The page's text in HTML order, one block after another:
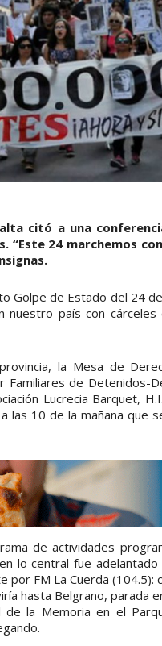
citó a una
24 marchemos
Golpe de Estado del 24
país con cárceles
la Mesa de
de Detenidos-
Lucrecia Barquet,
las 10 de la mañana que
de actividades
lo central fue
por FM La Cuerda
hasta Belgrano, parada
la Memoria en el